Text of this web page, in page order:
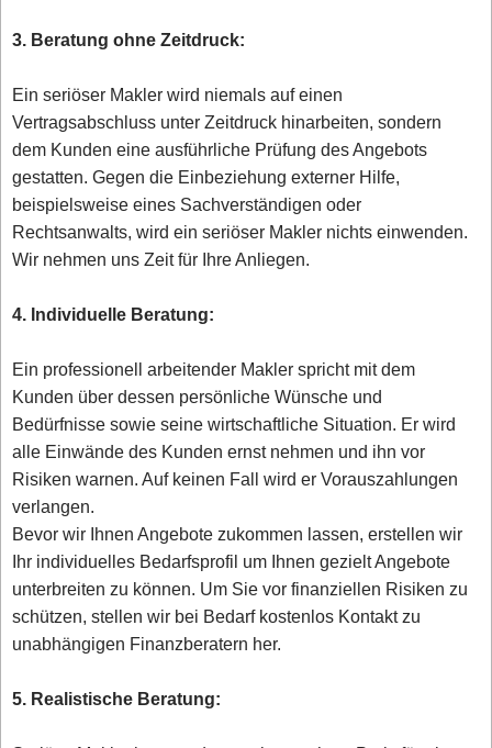
3. Beratung ohne Zeitdruck:
Ein seriöser Makler wird niemals auf einen
Vertragsabschluss unter Zeitdruck hinarbeiten, sondern
dem Kunden eine ausführliche Prüfung des Angebots
gestatten. Gegen die Einbeziehung externer Hilfe,
beispielsweise eines Sachverständigen oder
Rechtsanwalts, wird ein seriöser Makler nichts einwenden.
Wir nehmen uns Zeit für Ihre Anliegen.
4. Individuelle Beratung:
Ein professionell arbeitender Makler spricht mit dem
Kunden über dessen persönliche Wünsche und
Bedürfnisse sowie seine wirtschaftliche Situation. Er wird
alle Einwände des Kunden ernst nehmen und ihn vor
Risiken warnen. Auf keinen Fall wird er Vorauszahlungen
verlangen.
Bevor wir Ihnen Angebote zukommen lassen, erstellen wir
Ihr individuelles Bedarfsprofil um Ihnen gezielt Angebote
unterbreiten zu können. Um Sie vor finanziellen Risiken zu
schützen, stellen wir bei Bedarf kostenlos Kontakt zu
unabhängigen Finanzberatern her.
5. Realistische Beratung: